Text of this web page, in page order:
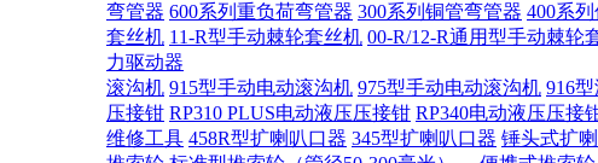
弯管器 600系列重负荷弯管器 300系列铜管弯管器 400系
套丝机 11-R型手动棘轮套丝机 00-R/12-R通用型手动棘轮
力驱动器
滚沟机 915型手动电动滚沟机 975型手动电动滚沟机 916
压接钳 RP310 PLUS电动液压压接钳 RP340电动液压压接
维修工具 458R型扩喇叭口器 345型扩喇叭口器 锤头式扩